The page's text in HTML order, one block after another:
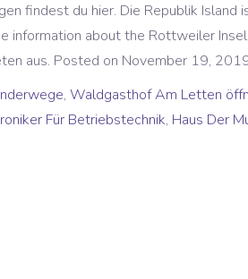
findest du hier. Die Republik
information about the Rottweiler
aus. Posted on November 19,
, Waldgasthof Am Letten
Für Betriebstechnik, Haus Der